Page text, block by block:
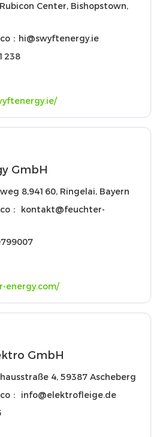
Center, Bishopstown,
： hi@swyftenergy.ie
GmbH
8,94160, Ringelai, Bayern
：
kontakt@feuchter-
energy.com/
GmbH
4, 59387 Ascheberg
：
info@elektrofleige.de